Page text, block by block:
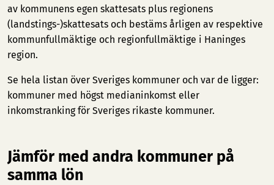
av kommunens egen skattesats plus regionens
(landstings-)skattesats och bestäms årligen av respektive
kommunfullmäktige och regionfullmäktige i Haninges
region.
Se hela listan över Sveriges kommuner och var de ligger:
kommuner med högst medianinkomst eller
inkomstranking för Sveriges rikaste kommuner.
Jämför med andra kommuner på
samma lön